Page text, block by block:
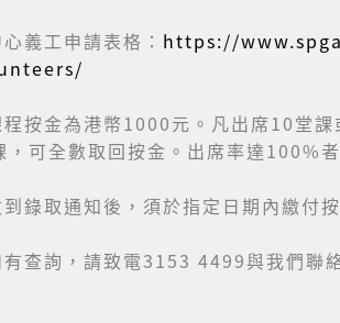
義工申請表格： https://
程按金為港幣1000元。凡出席10堂
，可全數取回按金。出席率達100%
錄取通知後，須於指定日期內繳付
查詢，請致電3153 4499與我們聯